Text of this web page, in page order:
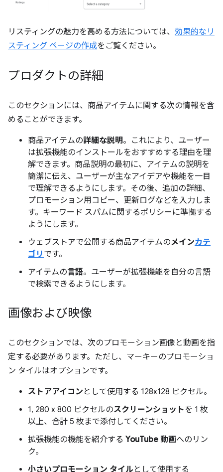
リスティングの魅力を高める方法については、 効果的なリ
スティング ページの作成をご覧ください。
プロダクトの詳細
このセクションには、商品アイテムに関する次の情報を含
めることができます。
商品アイテムの詳細な説明。これにより、ユーザー
は拡張機能のインストールをおすすめする理由を理
解できます。商品説明の最初に、アイテムの説明を
簡潔に伝え、ユーザーが主なアイデアや機能を一目
で理解できるようにします。その後、追加の詳細、
プロモーション用コピー、更新ログなどを入力しま
す。キーワード スパムに関するポリシーに準拠する
ようにします。
ウェブストアで公開する商品アイテムのメインカテ
ゴリ です。
アイテムの言語。ユーザーが拡張機能を自分の言語
で検索できるようにします。
画像および映像
このセクションでは、次のプロモーション画像と動画を指
定する必要があります。ただし、マーキーのプロモーショ
ン タイルはオプションです。
ストアアイコン として使用する 128x128 ピクセル。
1, 280 x 800 ピクセルのスクリーンショットを 1 枚
以上、合計 5 枚まで添付してください。
拡張機能の機能を紹介する YouTube 動画へのリン
ク。
小さいプロモーション タイル として使用する